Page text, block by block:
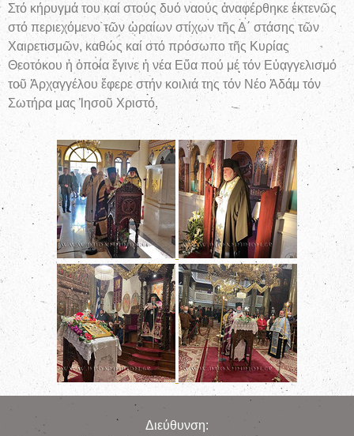
Στό κήρυγμά του καί στούς δυό ναούς ἀναφέρθηκε ἐκτενῶς
στό περιεχόμενο τῶν ὡραίων στίχων τῆς Δ΄ στάσης τῶν
Χαιρετισμῶν, καθώς καί στό πρόσωπο τῆς Κυρίας
Θεοτόκου ἡ ὁποία ἔγινε ἡ νέα Εὕα πού μέ τόν Εὐαγγελισμό
τοῦ Ἀρχαγγέλου ἔφερε στήν κοιλιά της τόν Νέο Ἀδάμ τόν
Σωτήρα μας Ἰησοῦ Χριστό.
Διεύθυνση: